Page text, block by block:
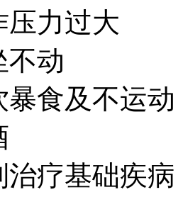
力过大
动
食及不运动
疗基础疾病